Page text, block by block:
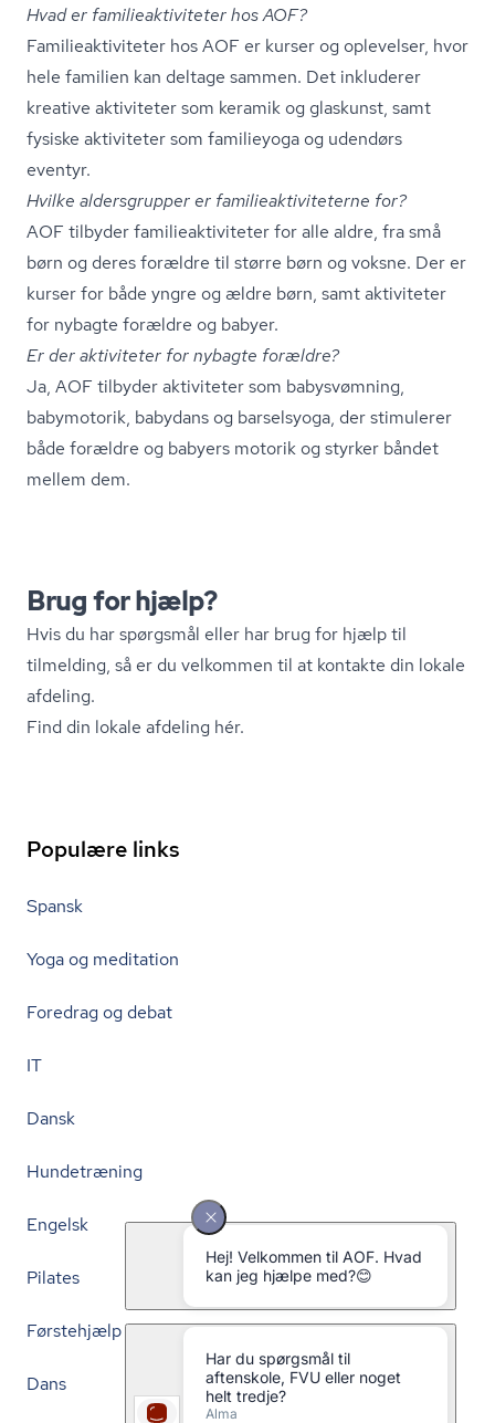
Hvad er fa­mi­lie­ak­ti­vi­te­ter hos AOF?
Fa­mi­lie­ak­ti­vi­te­ter hos AOF er kurser og oplevelser, hvor
hele familien kan deltage sammen. Det inkluderer
kreative aktiviteter som keramik og glaskunst, samt
fysiske aktiviteter som familieyoga og udendørs
eventyr.
Hvilke aldersgrupper er fa­mi­lie­ak­ti­vi­te­ter­ne for?
AOF tilbyder fa­mi­lie­ak­ti­vi­te­ter for alle aldre, fra små
børn og deres forældre til større børn og voksne. Der er
kurser for både yngre og ældre børn, samt aktiviteter
for nybagte forældre og babyer.
Er der aktiviteter for nybagte forældre?
Ja, AOF tilbyder aktiviteter som babysvømning,
babymotorik, babydans og barselsyoga, der stimulerer
både forældre og babyers motorik og styrker båndet
mellem dem.
Brug for hjælp?
Hvis du har spørgsmål eller har brug for hjælp til
tilmelding, så er du velkommen til at kontakte din lokale
afdeling.
Find din lokale afdeling hér.
Populære links
Spansk
Yoga og meditation
Foredrag og debat
IT
Dansk
Hundetræning
Engelsk
Pilates
Førstehjælp
Dans